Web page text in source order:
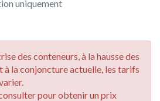
uniquement
des conteneurs, à la hausse des
à la conjoncture actuelle, les tarifs
pour obtenir un prix